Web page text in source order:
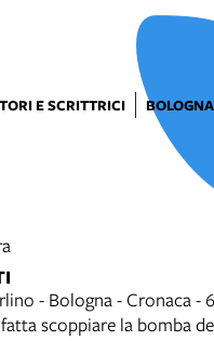
E SCRITTRICI
- Bologna - Cronaca -
scoppiare la bomba